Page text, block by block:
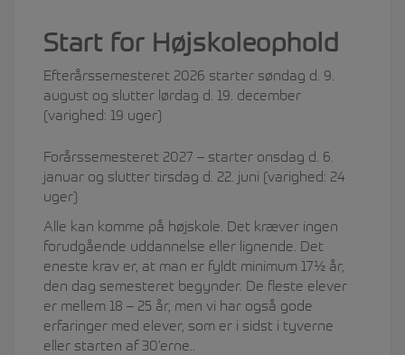
Start for Højskoleophold
Efterårssemesteret 2026 starter søndag d. 9.
august og slutter lørdag d. 19. december
(varighed: 19 uger)
Forårssemesteret 2027 – starter onsdag d. 6.
januar og slutter tirsdag d. 22. juni (varighed: 24
uger)
Alle kan komme på højskole. Det kræver ingen
forudgående uddannelse eller lignende. Det
eneste krav er, at man er fyldt minimum 17½ år,
den dag semesteret begynder. De fleste elever
er mellem 18 – 25 år, men vi har også gode
erfaringer med elever, som er i sidst i tyverne
eller starten af 30’erne..